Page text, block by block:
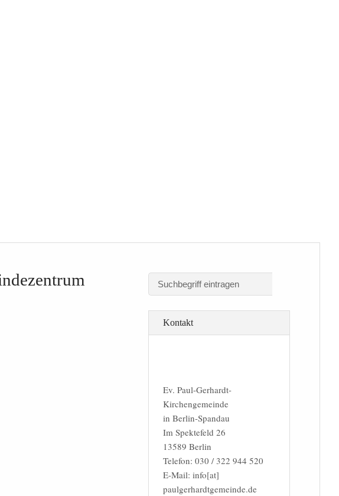
Kontakt
Ev. Paul-Gerhardt-
Kirchengemeinde
in Berlin-Spandau
Im Spektefeld 26
13589 Berlin
Telefon: 030 / 322 944 520
E-Mail: info[at]
paulgerhardtgemeinde.de